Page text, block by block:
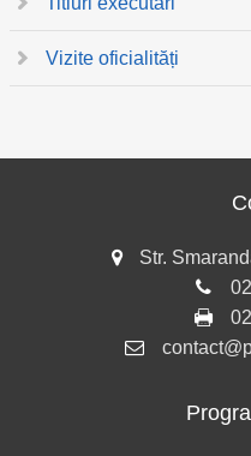
Vizite oficialități
Str.